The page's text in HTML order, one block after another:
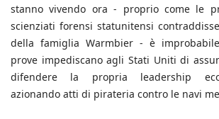
stanno vivendo ora - proprio come le
scienziati forensi statunitensi
della famiglia Warmbier - è
prove impediscano agli Stati Uniti di
difendere la propria leadership
azionando atti di pirateria contro le navi